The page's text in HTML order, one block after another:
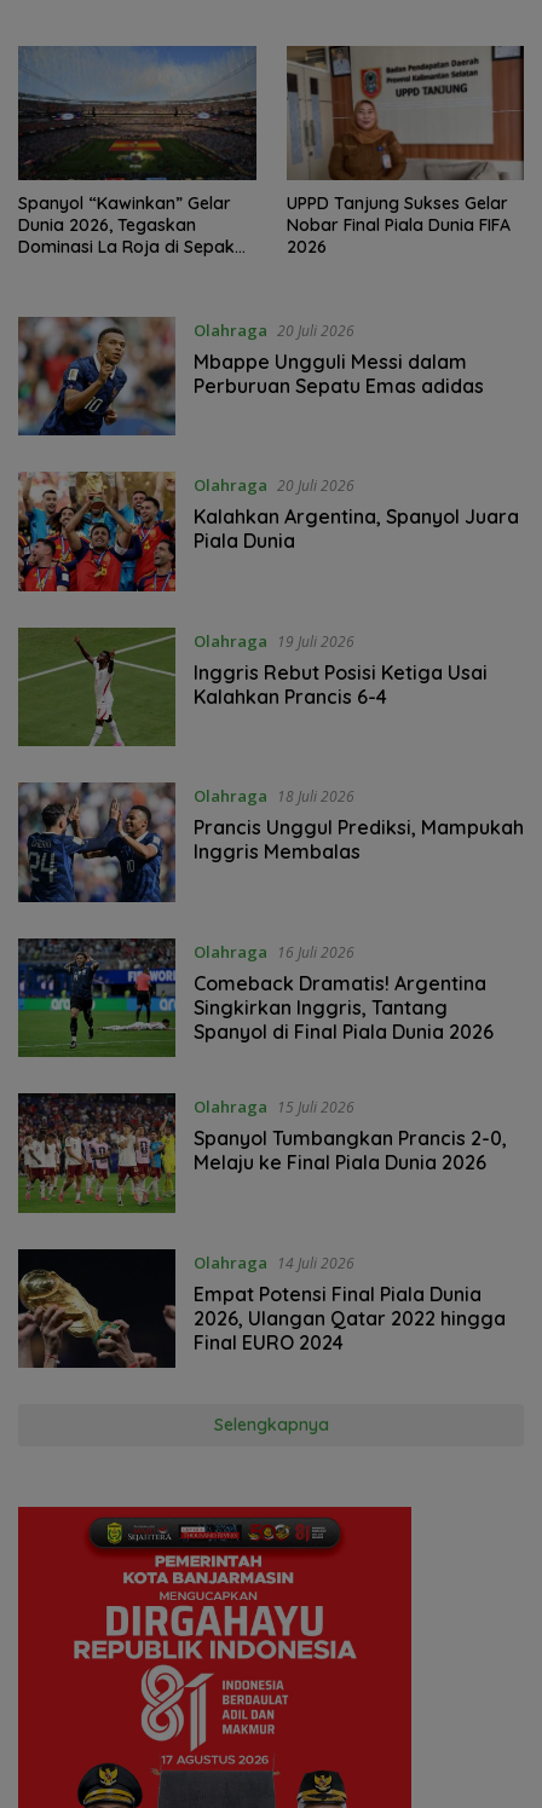
Spanyol “Kawinkan” Gelar
Dunia 2026, Tegaskan
Dominasi La Roja di Sepak
UPPD Tanjung Sukses Gelar
Nobar Final Piala Dunia FIFA
2026
Olahraga 20 Juli 2026
Mbappe Ungguli Messi dalam
Perburuan Sepatu Emas adidas
Olahraga 20 Juli 2026
Kalahkan Argentina, Spanyol Juara
Piala Dunia
Olahraga 19 Juli 2026
Inggris Rebut Posisi Ketiga Usai
Kalahkan Prancis 6-4
Olahraga 18 Juli 2026
Prancis Unggul Prediksi, Mampukah
Inggris Membalas
Olahraga 16 Juli 2026
Comeback Dramatis! Argentina
Singkirkan Inggris, Tantang
Spanyol di Final Piala Dunia 2026
Olahraga 15 Juli 2026
Spanyol Tumbangkan Prancis 2-0,
Melaju ke Final Piala Dunia 2026
Olahraga 14 Juli 2026
Empat Potensi Final Piala Dunia
2026, Ulangan Qatar 2022 hingga
Final EURO 2024
Selengkapnya